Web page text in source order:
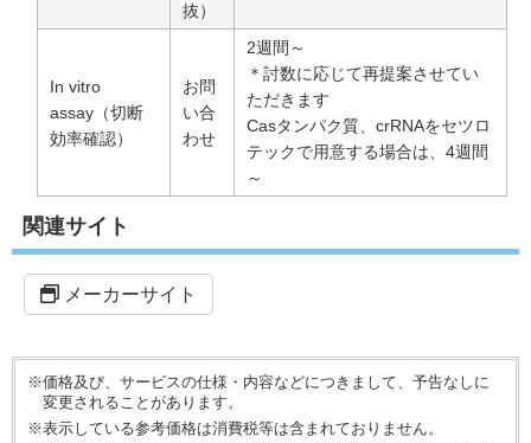
抜）
In vitro
assay（切断
効率確認）
お問
い合
わせ
2週間～
＊討数に応じて再提案させてい
ただきます
Casタンパク質、crRNAをセツロ
テックで用意する場合は、4週間
～
関連サイト
メーカーサイト
※価格及び、サービスの仕様・内容などにつきまして、予告なしに
変更されることがあります。
※表示している参考価格は消費税等は含まれておりません。